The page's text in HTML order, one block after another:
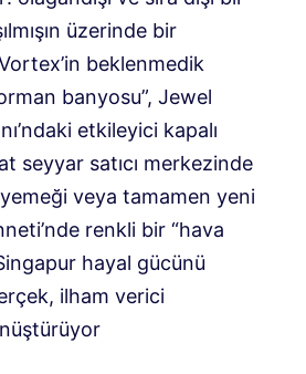
üzerinde bir
beklenmedik
banyosu”, Jewel
etkileyici kapalı
seyyar satıcı merkezinde
veya tamamen yeni
renkli bir “hava
hayal gücünü
ilham verici